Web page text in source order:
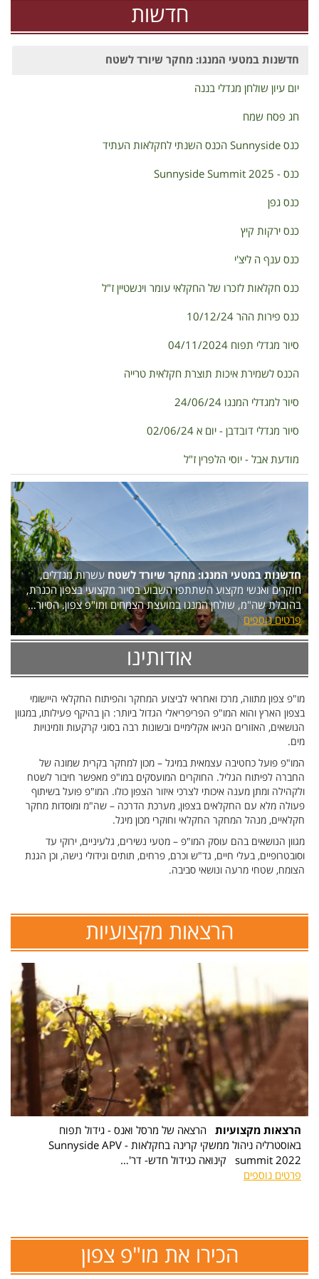
חדשות
חדשנות במטעי המנגו: מחקר שיורד לשטח
יום עיון שולחן מגדלי בננה
חג פסח שמח
כנס Sunnyside הכנס השנתי לחקלאות העתיד
כנס - Sunnyside Summit 2025
כנס גפן
כנס ירקות קיץ
כנס ענף ה ליצ'י
כנס חקלאות לזכרו של החקלאי עומר וינשטיין ז"ל
כנס פירות ההר 10/12/24
סיור מגדלי תפוח 04/11/2024
הכנס לשמירת איכות תוצרת חקלאית טרייה
סיור למגדלי המנגו 24/06/24
סיור מגדלי דובדבן - יום א 02/06/24
מודעת אבל - יוסי הלפרין ז"ל
חדשנות במטעי המנגו: מחקר שיורד לשטח עשרות מגדלים,
חוקרים ואנשי מקצוע השתתפו השבוע בסיור מקצועי בצפון הכנרת,
בהובלת שה"מ, שולחן המנגו במועצת הצמחים ומו"פ צפון. הסיור…
פרטים נוספים
אודותינו
מו"פ צפון מתווה, מרכז ואחראי לביצוע המחקר והפיתוח החקלאי היישומי
בצפון הארץ והוא המו"פ הפריפריאלי הגדול ביותר: הן בהיקף פעילותו, במגוון
הנושאים, האזורים הגיאו אקלימיים ובשונות רבה בסוגי קרקעות וזמינויות
מים.
המו"פ פועל כחטיבה עצמאית במיגל – מכון למחקר בקרית שמונה של
החברה לפיתוח הגליל. החוקרים המועסקים במו"פ מאפשר חיבור לשטח
ולקהילה ומתן מענה איכותי לצרכי איזור הצפון כולו. המו"פ פועל בשיתוף
פעולה מלא עם החקלאים בצפון, מערכת הדרכה – שה"מ ומוסדות מחקר
חקלאיים, מנהל המחקר החקלאי וחוקרי מכון מיגל.
מגוון הנושאים בהם עוסק המו"פ – מטעי נשירים, גלעיניים, ירוקי עד
וסובטרופיים, בעלי חיים, גד"ש וכרם, פרחים, תותים וגידולי נישה, וכן הגנת
הצומח, שטחי מרעה ונושאי סביבה.
הרצאות מקצועיות
הרצאות מקצועיות
הרצאה של מרסל ואנס - גידול תפוח
באוסטרליה ניהול ממשקי קרינה בחקלאות - Sunnyside APV
summit 2022 קינואה כגידול חדש- דר'…
פרטים נוספים
הכירו את מו"פ צפון